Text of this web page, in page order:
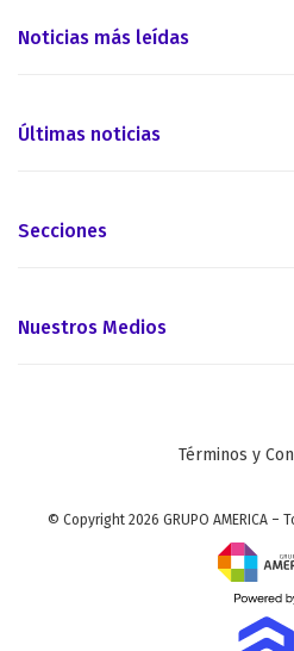
Noticias más leídas
Últimas noticias
Secciones
Nuestros Medios
Términos y
© Copyright 2026 GRUPO AMERICA –